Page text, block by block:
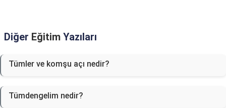
Diğer Eğitim Yazıları
Tümler ve komşu açı nedir?
Tümdengelim nedir?